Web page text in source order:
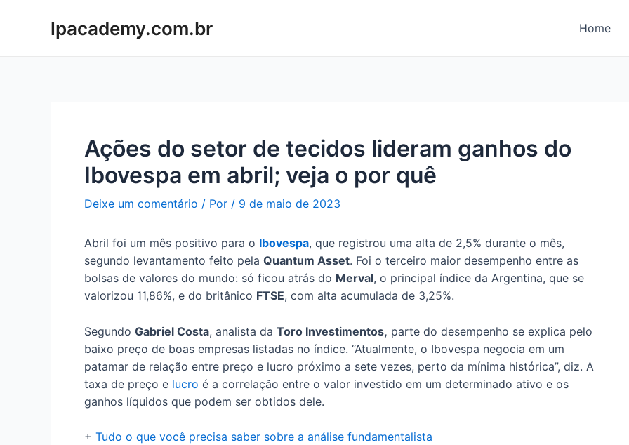
lpacademy.com.br Home
Ações do setor de tecidos lideram ganhos do
Ibovespa em abril; veja o por quê
Deixe um comentário / Por / 9 de maio de 2023
Abril foi um mês positivo para o Ibovespa, que registrou uma alta de 2,5% durante o mês,
segundo levantamento feito pela Quantum Asset. Foi o terceiro maior desempenho entre as
bolsas de valores do mundo: só ficou atrás do Merval, o principal índice da Argentina, que se
valorizou 11,86%, e do britânico FTSE, com alta acumulada de 3,25%.
Segundo Gabriel Costa, analista da Toro Investimentos, parte do desempenho se explica pelo
baixo preço de boas empresas listadas no índice. “Atualmente, o Ibovespa negocia em um
patamar de relação entre preço e lucro próximo a sete vezes, perto da mínima histórica”, diz. A
taxa de preço e lucro é a correlação entre o valor investido em um determinado ativo e os
ganhos líquidos que podem ser obtidos dele.
+ Tudo o que você precisa saber sobre a análise fundamentalista